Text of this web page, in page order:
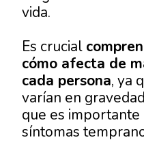
vida.
Es crucial
cómo afecta de
cada persona, ya
varían en
que es
síntomas